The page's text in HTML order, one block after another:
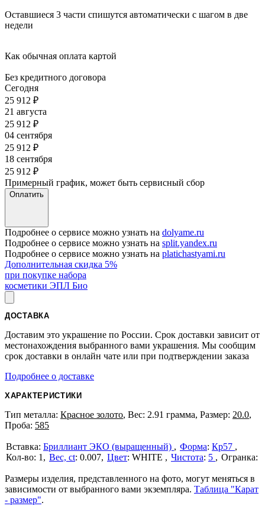
Оставшиеся 3 части спишутся автоматически с шагом в две
недели
Как обычная оплата картой
Без кредитного договора
Сегодня
25 912 ₽
21 августа
25 912 ₽
04 сентября
25 912 ₽
18 сентября
25 912 ₽
Примерный график, может быть сервисный сбор
Оплатить
Подробнее о сервисе можно узнать на dolyame.ru
Подробнее о сервисе можно узнать на split.yandex.ru
Подробнее о сервисе можно узнать на platichastyami.ru
Дополнительная скидка 5%
при покупке набора
косметики ЭПЛ Био
ДОСТАВКА
Доставим это украшение по России. Срок доставки зависит от
местонахождения выбранного вами украшения. Мы сообщим
срок доставки в онлайн чате или при подтверждении заказа
Подробнее о доставке
ХАРАКТЕРИСТИКИ
Тип металла: Красное золото, Вес: 2.91 грамма, Размер: 20.0,
Проба: 585
Бриллиант ЭКО (выращенный) Форма: Кр57
1
Вес, ct: 0.007 Цвет: WHITE Чистота: 5
Размеры изделия, представленного на фото, могут меняться в
зависимости от выбранного вами экземпляра. Таблица "Карат
- размер".